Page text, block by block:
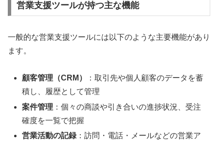
営業支援ツールが持つ主な機能
一般的な営業支援ツールには以下のような主要機能があり
ます。
顧客管理（CRM）
：取引先や個人顧客のデータを蓄
積し、履歴として管理
案件管理 ：個々の商談や引き合いの進捗状況、受注
確度を一覧で把握
営業活動の記録 ：訪問・電話・メールなどの営業ア